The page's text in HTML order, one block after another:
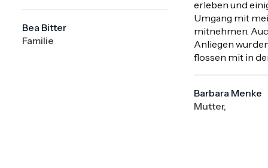
Bea Bitter
Familie
erleben und
Umgang mit
mitnehmen.
Anliegen
flossen mit in
Barbara Menke
Mutter,